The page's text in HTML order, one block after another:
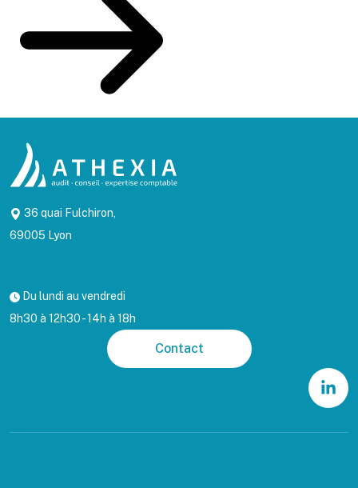
36 quai Fulchiron,
69005 Lyon
Du lundi au vendredi
8h30 à 12h30 - 14h à 18h
Contact